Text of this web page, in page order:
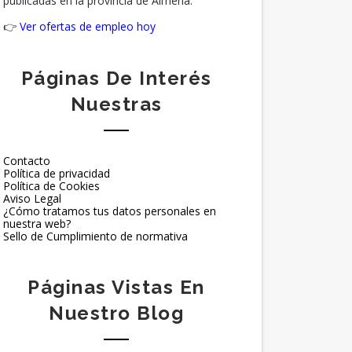
👉 Ver ofertas de empleo hoy
Páginas De Interés
Nuestras
Contacto
Política de privacidad
Política de Cookies
Aviso Legal
¿Cómo tratamos tus datos personales en
nuestra web?
Sello de Cumplimiento de normativa
Páginas Vistas En
Nuestro Blog